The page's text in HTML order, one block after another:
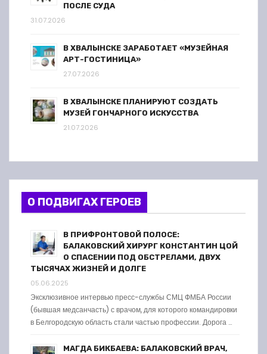
ПОСЛЕ СУДА
31.07.2026
В ХВАЛЫНСКЕ ЗАРАБОТАЕТ «МУЗЕЙНАЯ
АРТ-ГОСТИНИЦА»
27.07.2026
В ХВАЛЫНСКЕ ПЛАНИРУЮТ СОЗДАТЬ
МУЗЕЙ ГОНЧАРНОГО ИСКУССТВА
21.07.2026
О ПОДВИГАХ ГЕРОЕВ
В ПРИФРОНТОВОЙ ПОЛОСЕ:
БАЛАКОВСКИЙ ХИРУРГ КОНСТАНТИН ЦОЙ
О СПАСЕНИИ ПОД ОБСТРЕЛАМИ, ДВУХ
ТЫСЯЧАХ ЖИЗНЕЙ И ДОЛГЕ
05.06.2025
Эксклюзивное интервью пресс-службы СМЦ ФМБА России
(бывшая медсанчасть) с врачом, для которого командировки
в Белгородскую область стали частью профессии. Дорога …
МАГДА БИКБАЕВА: БАЛАКОВСКИЙ ВРАЧ,